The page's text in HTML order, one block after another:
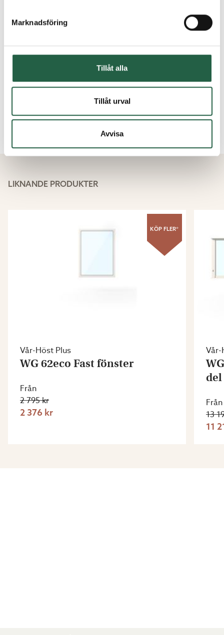
Marknadsföring
Tillåt alla
Tillåt urval
Avvisa
Får man med monteringsanvisningar?
Kundservice - Vanliga frågor och svar
LIKNANDE PRODUKTER
KÖP FLER*
Vår-Höst Plus
WG 62eco Fast fönster
Från
2 795 kr
2 376 kr
Vår-
del
Från
13
11